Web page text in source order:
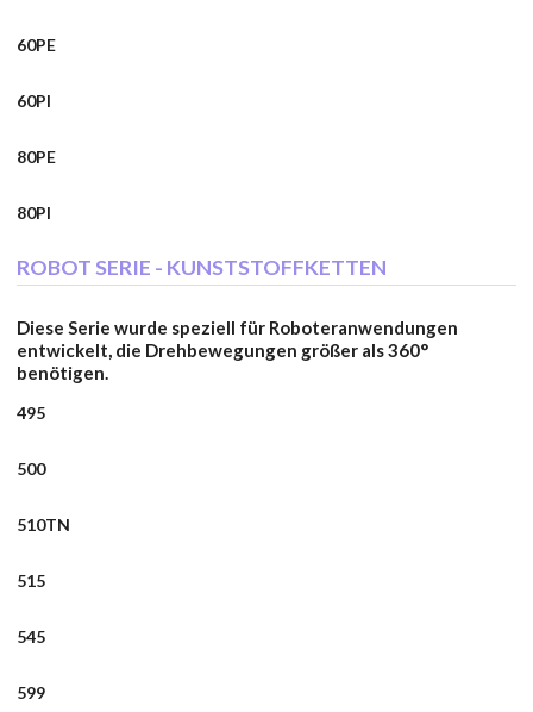
60PE
60PI
80PE
80PI
ROBOT SERIE - KUNSTSTOFFKETTEN
Diese Serie wurde speziell für Roboteranwendungen
entwickelt, die Drehbewegungen größer als 360°
benötigen.
495
500
510TN
515
545
599